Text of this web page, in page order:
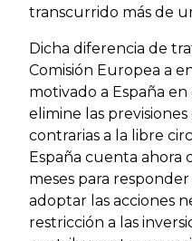
transcurrido más de
Dicha diferencia de
Comisión Europea a
motivado a España
elimine las
contrarias a la libre
España cuenta ahora
meses para
adoptar las acciones
restricción a las